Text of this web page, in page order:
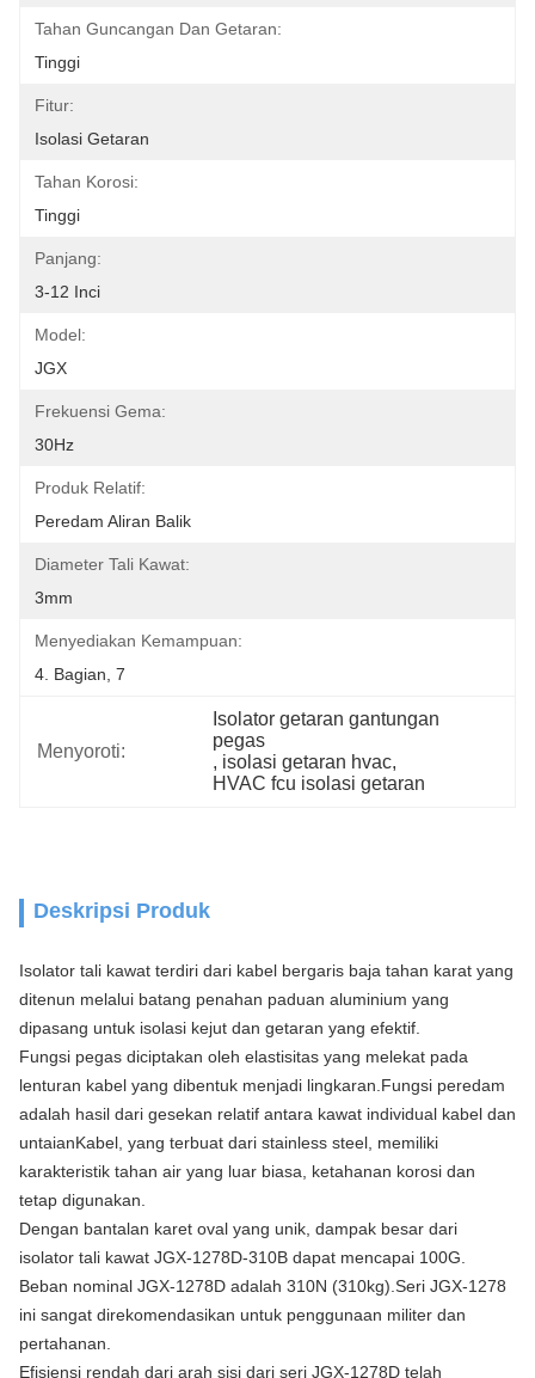
Tahan Guncangan Dan Getaran:
Tinggi
Fitur:
Isolasi Getaran
Tahan Korosi:
Tinggi
Panjang:
3-12 Inci
Model:
JGX
Frekuensi Gema:
30Hz
Produk Relatif:
Peredam Aliran Balik
Diameter Tali Kawat:
3mm
Menyediakan Kemampuan:
4. Bagian, 7
Menyoroti:
Isolator getaran gantungan
pegas
, isolasi getaran hvac,
HVAC fcu isolasi getaran
Deskripsi Produk
Isolator tali kawat terdiri dari kabel bergaris baja tahan karat yang
ditenun melalui batang penahan paduan aluminium yang
dipasang untuk isolasi kejut dan getaran yang efektif.
Fungsi pegas diciptakan oleh elastisitas yang melekat pada
lenturan kabel yang dibentuk menjadi lingkaran.Fungsi peredam
adalah hasil dari gesekan relatif antara kawat individual kabel dan
untaianKabel, yang terbuat dari stainless steel, memiliki
karakteristik tahan air yang luar biasa, ketahanan korosi dan
tetap digunakan.
Dengan bantalan karet oval yang unik, dampak besar dari
isolator tali kawat JGX-1278D-310B dapat mencapai 100G.
Beban nominal JGX-1278D adalah 310N (310kg).Seri JGX-1278
ini sangat direkomendasikan untuk penggunaan militer dan
pertahanan.
Efisiensi rendah dari arah sisi dari seri JGX-1278D telah